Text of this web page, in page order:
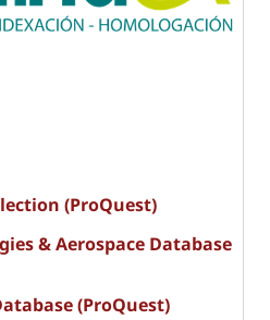
(ProQuest)
& Aerospace Database
(ProQuest)